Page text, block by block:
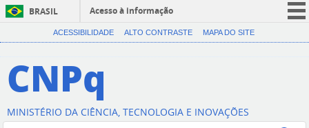
BRASIL
Acesso à informação
CORONAVÍRUS (COVID-19)
Canais
ACESSIBILIDADE ALTO CONTRASTE MAPA DO SITE
CNPq
MINISTÉRIO DA CIÊNCIA, TECNOLOGIA E INOVAÇÕES